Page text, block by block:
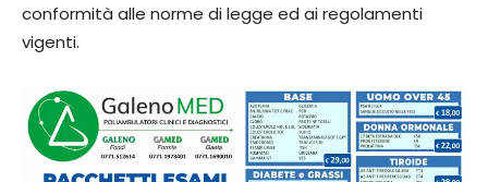
conformità alle norme di legge ed ai regolamenti
vigenti.